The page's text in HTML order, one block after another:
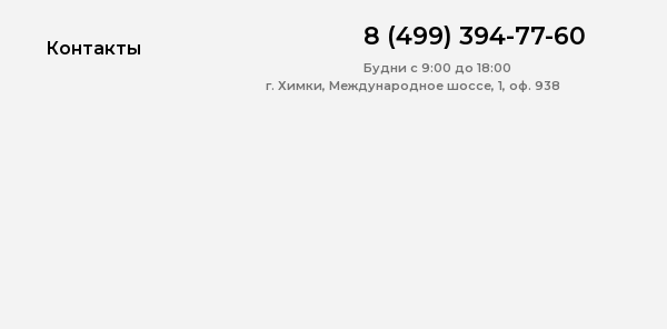
Контакты 8 (499) 394-77-60
Будни с 9:00 до 18:00
г. Химки, Международное шоссе, 1, оф. 938